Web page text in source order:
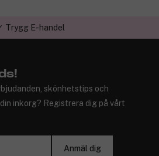
Trygg E-handel
skönhetstips och
inkorg? Registrera dig på vårt
Anmäl dig